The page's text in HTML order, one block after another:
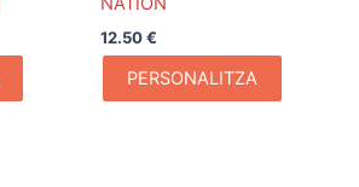
12.50€
PERSONALITZA